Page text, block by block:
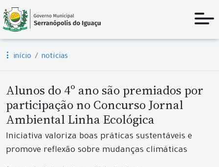
início notícias
Alunos do 4º ano são premiados por
participação no Concurso Jornal
Ambiental Linha Ecológica
Iniciativa valoriza boas práticas sustentáveis e
promove reflexão sobre mudanças climáticas